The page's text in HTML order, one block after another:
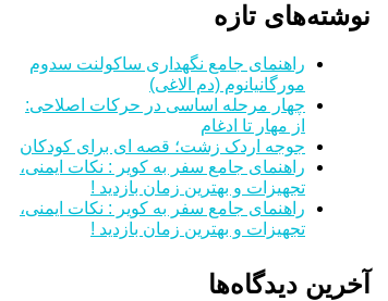
نوشته‌های تازه
راهنمای جامع نگهداری ساکولنت سدوم
مورگانیانوم (دم الاغی)
چهار مرحله اساسی در حرکات اصلاحی:
از مهار تا ادغام
جوجه اردک زشت؛ قصه ای برای کودکان
راهنمای جامع سفر به کویر : نکات ایمنی،
تجهیزات و بهترین زمان بازدید !
راهنمای جامع سفر به کویر : نکات ایمنی،
تجهیزات و بهترین زمان بازدید !
آخرین دیدگاه‌ها